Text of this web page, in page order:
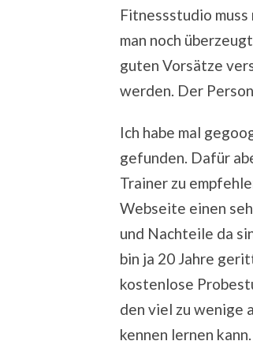
Fitnessstudio
man noch
guten Vorsätze
werden. Der
Ich habe mal
gefunden. Dafür
Trainer zu
Webseite einen
und Nachteile da
bin ja 20 Jahre
kostenlose
den viel zu wenige
kennen lernen